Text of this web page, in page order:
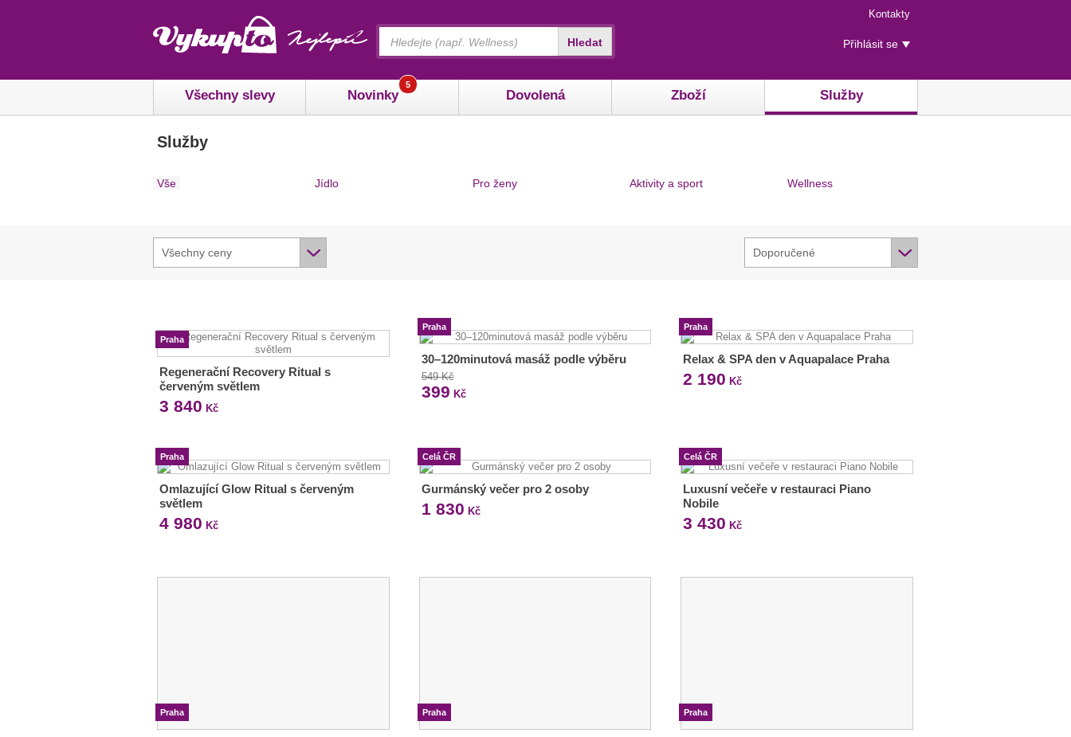
Menu
rychlého
přístupu
Kontakty
Uživatelské
menu
Přihlásit se
Všechny slevy Novinky
5
Dovolená Zboží Služby
Hledat
Služby
Vše Jídlo Pro ženy Aktivity a sport Wellness
Všechny ceny Doporučené
Praha
Regenerační Recovery Ritual s
červeným světlem
3 840 Kč
Praha
30–120minutová masáž podle výběru
549 Kč
399 Kč
Praha
Relax & SPA den v Aquapalace Praha
2 190 Kč
Praha
Omlazující Glow Ritual s červeným
světlem
4 980 Kč
Celá ČR
Gurmánský večer pro 2 osoby
1 830 Kč
Celá ČR
Luxusní večeře v restauraci Piano
Nobile
3 430 Kč
Praha Praha Praha